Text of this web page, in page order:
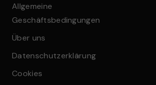
Allgemeine
Geschäftsbedingungen
Über uns
Datenschutzerklärung
Cookies